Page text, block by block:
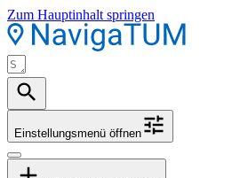
Zum Hauptinhalt springen
Einstellungsmenü öffnen